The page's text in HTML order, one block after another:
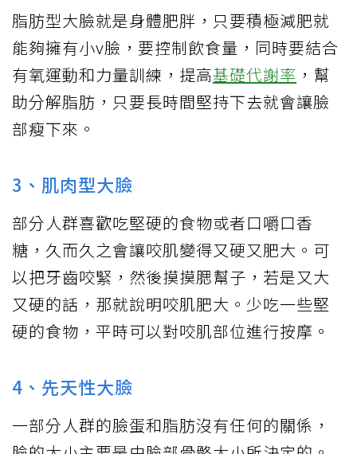
脂肪型大臉就是身體肥胖，只要積極減肥就
能夠擁有小v臉，要控制飲食量，同時要結合
有氧運動和力量訓練，提高基礎代謝率 ，幫
助分解脂肪，只要長時間堅持下去就會讓臉
部瘦下來。
3、肌肉型大臉
部分人群喜歡吃堅硬的食物或者口嚼口香
糖，久而久之會讓咬肌變得又硬又肥大。可
以把牙齒咬緊，然後摸摸腮幫子，若是又大
又硬的話，那就說明咬肌肥大。少吃一些堅
硬的食物，平時可以對咬肌部位進行按摩。
4、先天性大臉
一部分人群的臉蛋和脂肪沒有任何的關係，